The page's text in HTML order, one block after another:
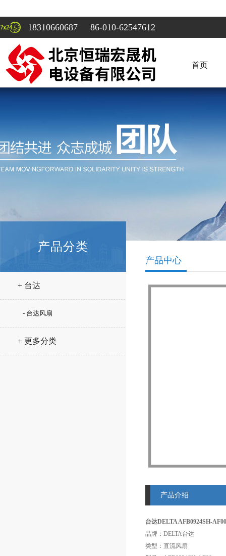
18310660687 86-010-62547612
首页
产品分类
+ 台达
- 台达风扇
+ 更多分类
产品中心
产品介绍
台达DELTA AFB0924SH-
品牌：DELTA台达
类型：直流风扇